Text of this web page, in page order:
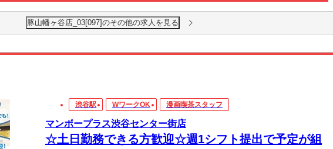
豚山幡ヶ谷店_03[097]のその他の求人を見る
渋谷駅 WワークOK 漫画喫茶スタッフ
マンボープラス渋谷センター街店
☆土日勤務できる方歓迎☆週1シフト提出で予定が組